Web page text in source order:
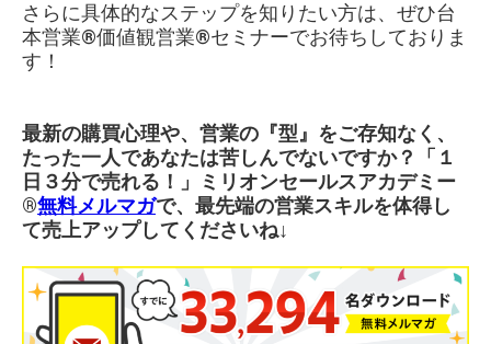
さらに具体的なステップを知りたい方は、ぜひ台
本営業®︎価値観営業®︎セミナーでお待ちしておりま
す！
最新の購買心理や、営業の『型』をご存知なく、
たった一人であなたは苦しんでないですか？「１
日３分で売れる！」ミリオンセールスアカデミー
®︎無料メルマガで、最先端の営業スキルを体得し
て売上アップしてくださいね↓